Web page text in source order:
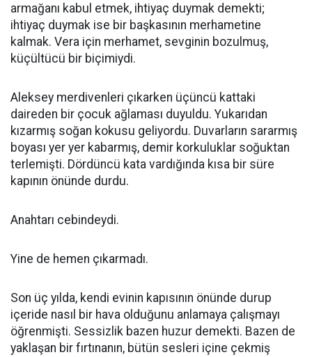
armağanı kabul etmek, ihtiyaç duymak demekti;
ihtiyaç duymak ise bir başkasının merhametine
kalmak. Vera için merhamet, sevginin bozulmuş,
küçültücü bir biçimiydi.
Aleksey merdivenleri çıkarken üçüncü kattaki
daireden bir çocuk ağlaması duyuldu. Yukarıdan
kızarmış soğan kokusu geliyordu. Duvarların sararmış
boyası yer yer kabarmış, demir korkuluklar soğuktan
terlemişti. Dördüncü kata vardığında kısa bir süre
kapının önünde durdu.
Anahtarı cebindeydi.
Yine de hemen çıkarmadı.
Son üç yılda, kendi evinin kapısının önünde durup
içeride nasıl bir hava olduğunu anlamaya çalışmayı
öğrenmişti. Sessizlik bazen huzur demekti. Bazen de
yaklaşan bir fırtınanın, bütün sesleri içine çekmiş